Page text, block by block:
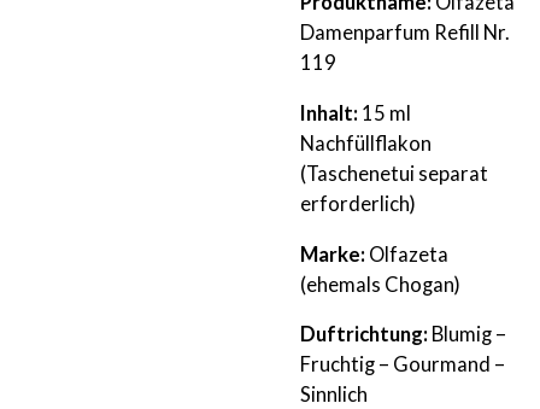
Damenparfum Refill Nr.
119
Inhalt: 15 ml
Nachfüllflakon
(Taschenetui separat
erforderlich)
Marke: Olfazeta
(ehemals Chogan)
Duftrichtung: Blumig –
Fruchtig – Gourmand –
Sinnlich